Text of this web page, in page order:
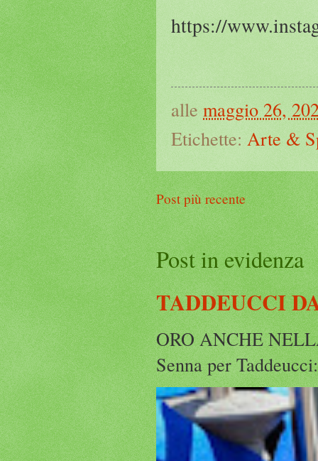
https://
alle maggio 26,
Etichette: Arte &
Post più recente
Post in evidenza
TADDEUCCI
ORO ANCHE
Senna per